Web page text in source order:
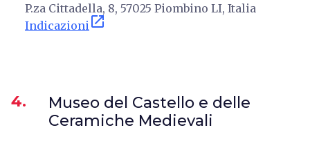
P.za Cittadella, 8, 57025 Piombino LI, Italia
Indicazioni open_in_new
4.
Museo del Castello e delle
Ceramiche Medievali